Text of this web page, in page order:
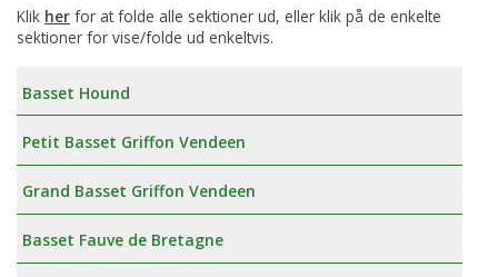
Klik her for at folde alle sektioner ud, eller klik på de enkelte
sektioner for vise/folde ud enkeltvis.
Basset Hound
Petit Basset Griffon Vendeen
Grand Basset Griffon Vendeen
Basset Fauve de Bretagne